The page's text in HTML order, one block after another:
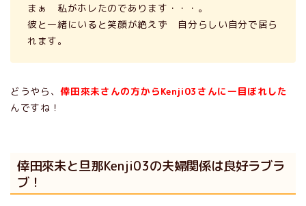
まぁ 私がホレたのであります・・・。
彼と一緒にいると笑顔が絶えず 自分らしい自分で居ら
れます。
どうやら、倖田來未さんの方からKenji03さんに一目ぼれした
んですね！
倖田來未と旦那Kenji03の夫婦関係は良好ラブラ
ブ！